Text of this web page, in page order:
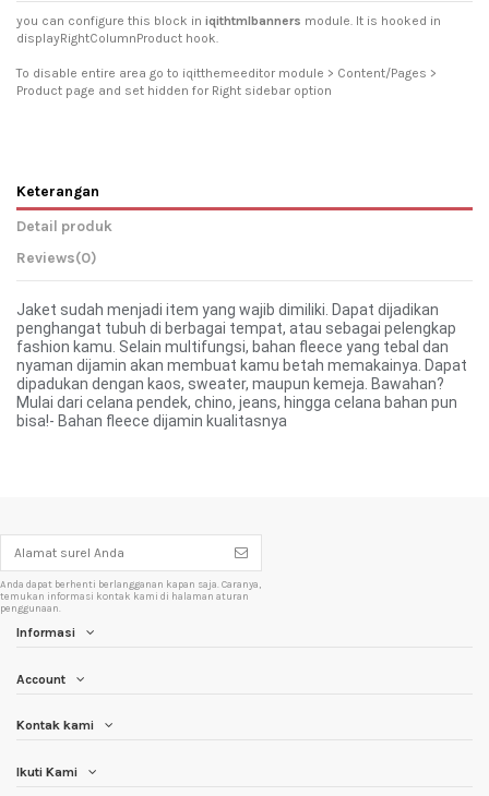
you can configure this block in iqithtmlbanners module. It is hooked in
displayRightColumnProduct hook.
To disable entire area go to iqitthemeeditor module > Content/Pages >
Product page and set hidden for Right sidebar option
Keterangan
Detail produk
Reviews(0)
Jaket sudah menjadi item yang wajib dimiliki. Dapat dijadikan
penghangat tubuh di berbagai tempat, atau sebagai pelengkap
fashion kamu. Selain multifungsi, bahan fleece yang tebal dan
nyaman dijamin akan membuat kamu betah memakainya. Dapat
dipadukan dengan kaos, sweater, maupun kemeja. Bawahan?
Mulai dari celana pendek, chino, jeans, hingga celana bahan pun
bisa!- Bahan fleece dijamin kualitasnya
Anda dapat berhenti berlangganan kapan saja. Caranya,
temukan informasi kontak kami di halaman aturan
penggunaan.
Informasi
Account
Kontak kami
Ikuti Kami